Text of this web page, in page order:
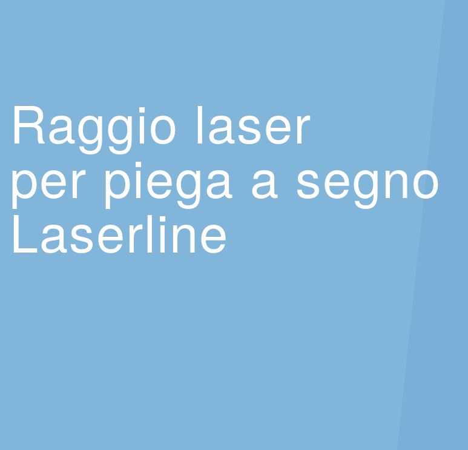
Raggio laser
per piega a segno
Laserline